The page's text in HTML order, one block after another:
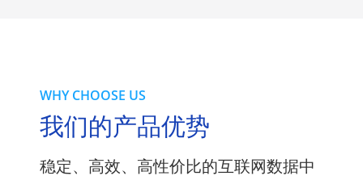
WHY CHOOSE US
我们的产品优势
稳定、高效、高性价比的互联网数据中